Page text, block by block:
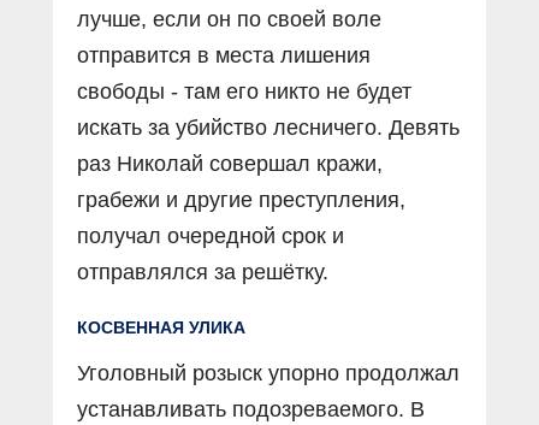
лучше, если он по своей воле
отправится в места лишения
свободы - там его никто не будет
искать за убийство лесничего. Девять
раз Николай совершал кражи,
грабежи и другие преступления,
получал очередной срок и
отправлялся за решётку.
КОСВЕННАЯ УЛИКА
Уголовный розыск упорно продолжал
устанавливать подозреваемого. В